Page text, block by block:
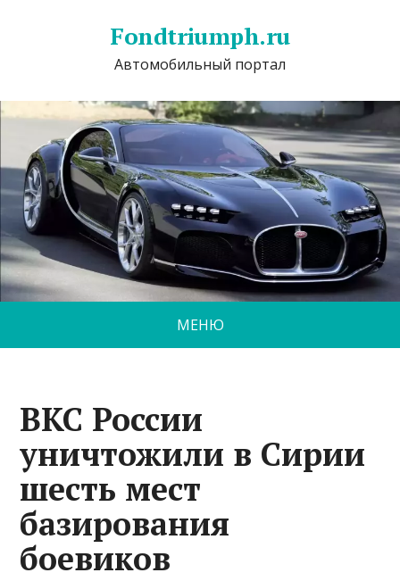
Fondtriumph.ru
Автомобильный портал
МЕНЮ
ВКС России
уничтожили в Сирии
шесть мест
базирования
боевиков